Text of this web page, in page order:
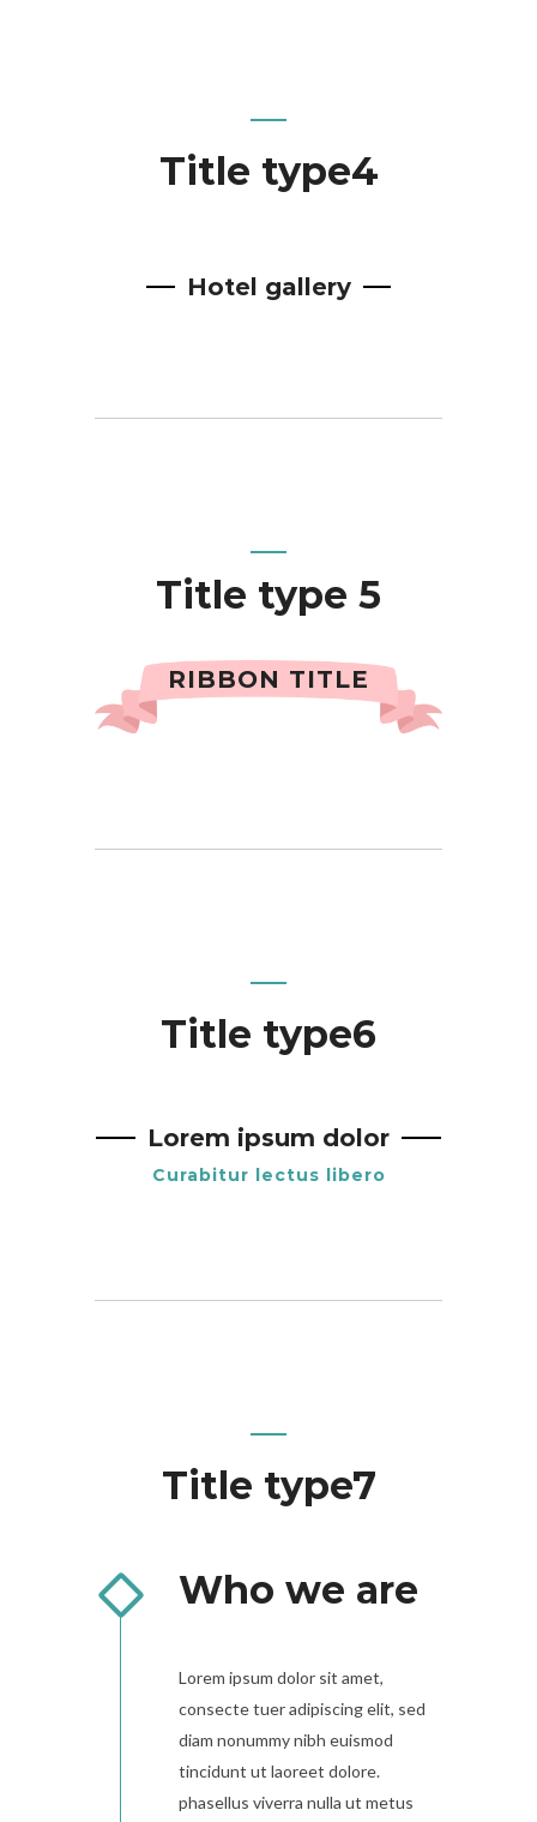
Title type4
Hotel gallery
Title type 5
RIBBON TITLE
Title type6
Lorem ipsum dolor
Curabitur lectus libero
Title type7
Who we are
Lorem ipsum dolor sit amet,
consecte tuer adipiscing elit, sed
diam nonummy nibh euismod
tincidunt ut laoreet dolore.
phasellus viverra nulla ut metus